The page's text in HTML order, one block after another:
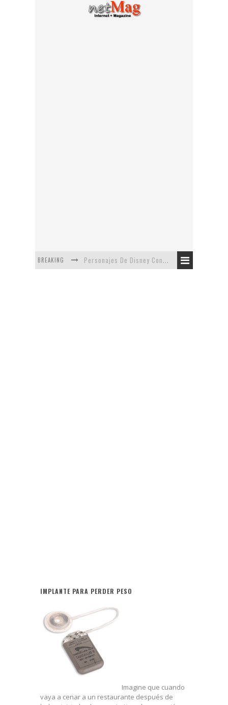
BREAKING Personajes De Disney Con Vestuarios Contemporáneos
IMPLANTE PARA PERDER PESO
Imagine que cuando
vaya a cenar a un restaurante después de